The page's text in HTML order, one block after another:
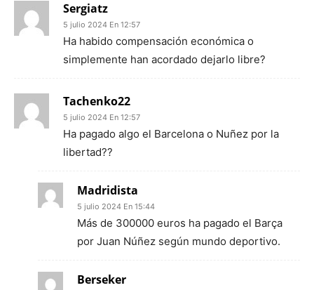
Sergiatz
5 julio 2024 En 12:57
Ha habido compensación económica o
simplemente han acordado dejarlo libre?
Tachenko22
5 julio 2024 En 12:57
Ha pagado algo el Barcelona o Nuñez por la
libertad??
Madridista
5 julio 2024 En 15:44
Más de 300000 euros ha pagado el Barça
por Juan Núñez según mundo deportivo.
Berseker